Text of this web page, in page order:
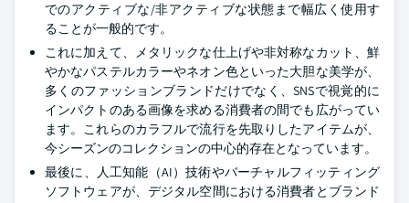
でのアクティブな/非アクティブな状態まで幅広く使用す
ることが一般的です。
これに加えて、メタリックな仕上げや非対称なカット、鮮
やかなパステルカラーやネオン色といった大胆な美学が、
多くのファッションブランドだけでなく、SNSで視覚的に
インパクトのある画像を求める消費者の間でも広がってい
ます。これらのカラフルで流行を先取りしたアイテムが、
今シーズンのコレクションの中心的存在となっています。
最後に、人工知能（AI）技術やバーチャルフィッティング
ソフトウェアが、デジタル空間における消費者とブランド